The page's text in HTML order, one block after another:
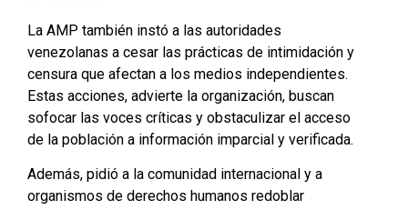
La AMP también instó a las autoridades
venezolanas a cesar las prácticas de intimidación y
censura que afectan a los medios independientes.
Estas acciones, advierte la organización, buscan
sofocar las voces críticas y obstaculizar el acceso
de la población a información imparcial y verificada.
Además, pidió a la comunidad internacional y a
organismos de derechos humanos redoblar